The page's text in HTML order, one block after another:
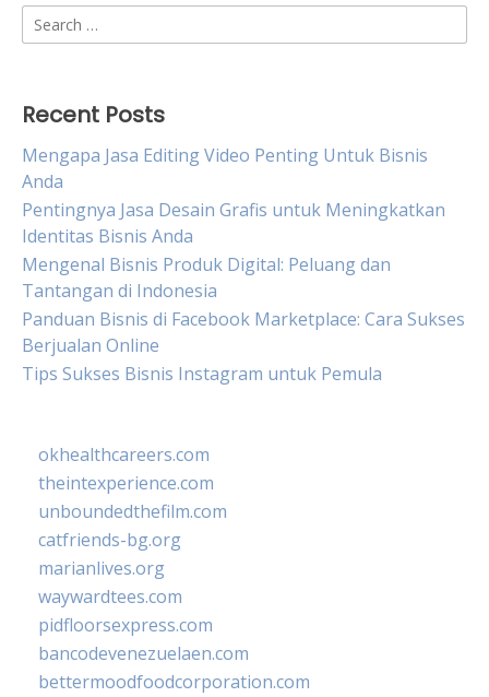
Search
for:
Recent Posts
Mengapa Jasa Editing Video Penting Untuk Bisnis
Anda
Pentingnya Jasa Desain Grafis untuk Meningkatkan
Identitas Bisnis Anda
Mengenal Bisnis Produk Digital: Peluang dan
Tantangan di Indonesia
Panduan Bisnis di Facebook Marketplace: Cara Sukses
Berjualan Online
Tips Sukses Bisnis Instagram untuk Pemula
okhealthcareers.com
theintexperience.com
unboundedthefilm.com
catfriends-bg.org
marianlives.org
waywardtees.com
pidfloorsexpress.com
bancodevenezuelaen.com
bettermoodfoodcorporation.com